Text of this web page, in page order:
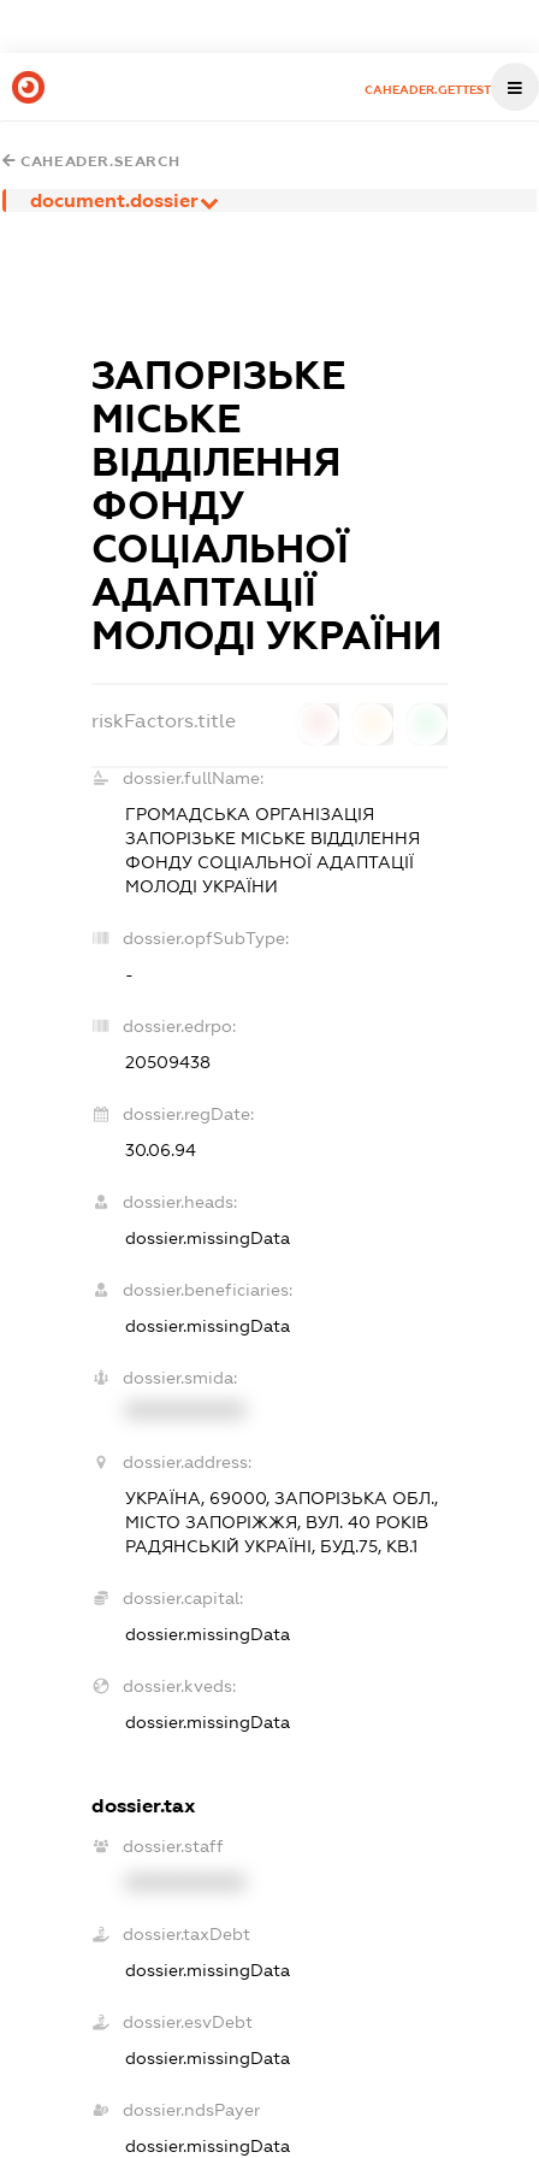
CAHEADER.GETTEST
CAHEADER.SEARCH
document.dossier
ЗАПОРІЗЬКЕ
МІСЬКЕ
ВІДДІЛЕННЯ
ФОНДУ
СОЦІАЛЬНОЇ
АДАПТАЦІЇ
МОЛОДІ УКРАЇНИ
riskFactors.title
dossier.fullName:
ГРОМАДСЬКА ОРГАНІЗАЦІЯ
ЗАПОРІЗЬКЕ МІСЬКЕ ВІДДІЛЕННЯ
ФОНДУ СОЦІАЛЬНОЇ АДАПТАЦІЇ
МОЛОДІ УКРАЇНИ
dossier.opfSubType:
-
dossier.edrpo:
20509438
dossier.regDate:
30.06.94
dossier.heads:
dossier.missingData
dossier.beneficiaries:
dossier.missingData
dossier.smida:
dossier.address:
УКРАЇНА, 69000, ЗАПОРІЗЬКА ОБЛ.,
МІСТО ЗАПОРІЖЖЯ, ВУЛ. 40 РОКІВ
РАДЯНСЬКІЙ УКРАЇНІ, БУД.75, КВ.1
dossier.capital:
dossier.missingData
dossier.kveds:
dossier.missingData
dossier.tax
dossier.staff
dossier.taxDebt
dossier.missingData
dossier.esvDebt
dossier.missingData
dossier.ndsPayer
dossier.missingData